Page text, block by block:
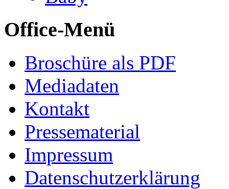
Office-Menü
Broschüre als PDF
Mediadaten
Kontakt
Pressematerial
Impressum
Datenschutzerklärung